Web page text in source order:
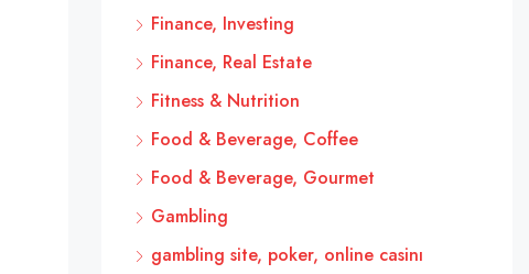
Finance, Investing
Finance, Real Estate
Fitness & Nutrition
Food & Beverage, Coffee
Food & Beverage, Gourmet
Gambling
gambling site, poker, online casinı